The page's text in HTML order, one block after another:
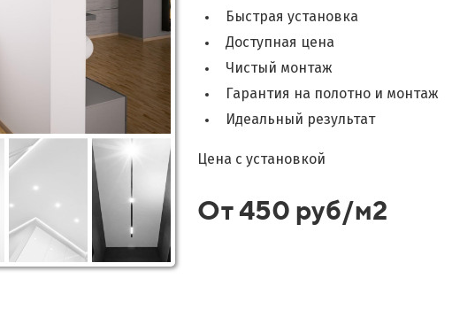
Быстрая установка
Доступная цена
Чистый монтаж
Гарантия на полотно и монтаж
Идеальный результат
Цена с установкой
От 450 руб/м2